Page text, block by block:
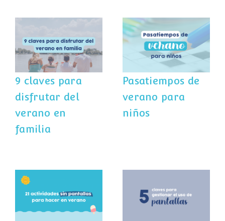
disfrutar del
verano en
familia
9 claves para
disfrutar del
verano en
familia
Pasatiempos de
verano para
niños
Pasatiempos de
verano para
niños
21 actividades sin
pantallas para
hacer en verano
pantallas en